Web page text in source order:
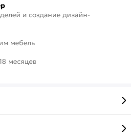
и создание дизайн-
мебель
месяцев